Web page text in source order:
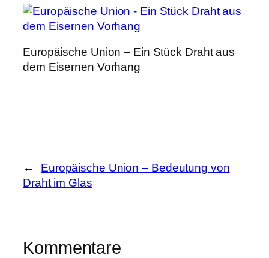
Europäische Union – Ein Stück Draht aus
dem Eisernen Vorhang
←
Europäische Union – Bedeutung von
Draht im Glas
Kommentare